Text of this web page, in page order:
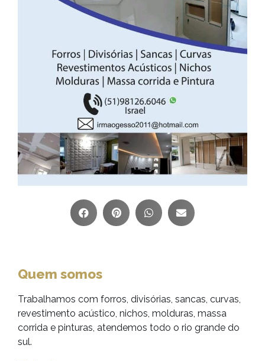
Quem somos
Trabalhamos com forros, divisórias, sancas, curvas,
revestimento acústico, nichos, molduras, massa
corrida e pinturas, atendemos todo o rio grande do
sul.